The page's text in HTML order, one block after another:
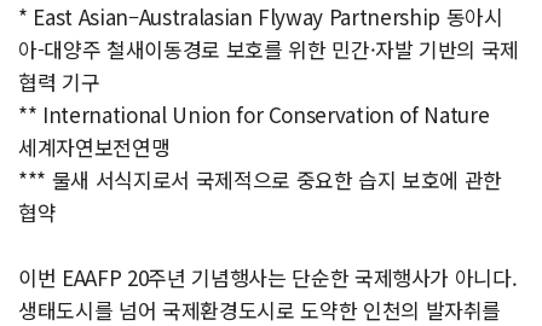
* East Asian–Australasian Flyway Partnership 동아시
아-대양주 철새이동경로 보호를 위한 민간·자발 기반의 국제
협력 기구
** International Union for Conservation of Nature
세계자연보전연맹
*** 물새 서식지로서 국제적으로 중요한 습지 보호에 관한
협약
이번 EAAFP 20주년 기념행사는 단순한 국제행사가 아니다.
생태도시를 넘어 국제환경도시로 도약한 인천의 발자취를